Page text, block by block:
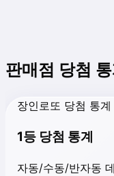
판매점 당첨 통
장인로또 당첨 통계
1등 당첨 통계
자동/수동/반자동